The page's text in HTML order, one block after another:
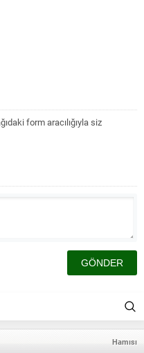
form aracılığıyla siz
Hamısı